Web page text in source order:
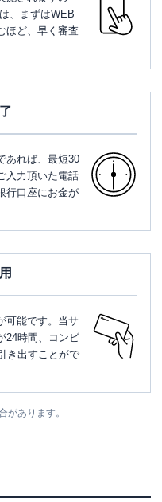
、まずはWEB
ほど、早く審査
あれば、最短30
入力頂いた電話
行口座にお金が
可能です。当サ
24時間、コンビ
き出すことがで
があります。